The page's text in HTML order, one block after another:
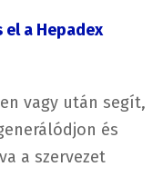
a Hepadex
vagy után segít,
és
a szervezet